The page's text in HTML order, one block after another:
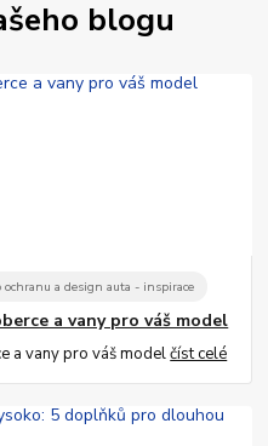
blogu
a design auta - inspirace
a vany pro váš model
a vany pro váš modelčíst celé